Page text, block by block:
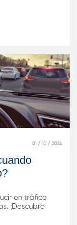
01 / 10 / 2024
en tráfico
¡Descubre